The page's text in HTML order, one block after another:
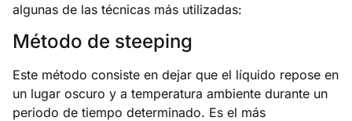
algunas de las técnicas más utilizadas:
Método de steeping
Este método consiste en dejar que el líquido repose en
un lugar oscuro y a temperatura ambiente durante un
periodo de tiempo determinado. Es el más